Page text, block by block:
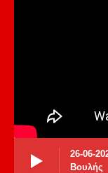
26-06-
Βουλής